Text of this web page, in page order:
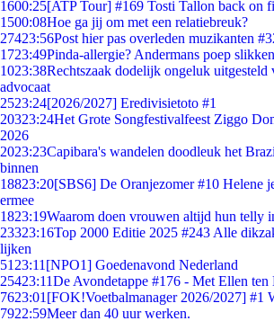
1600:25[ATP Tour] #169 Tosti Tallon back on
1500:08Hoe ga jij om met een relatiebreuk?
27423:56Post hier pas overleden muzikanten
1723:49Pinda-allergie? Andermans poep
1023:38Rechtszaak dodelijk ongeluk uitgesteld
advocaat
2523:24[2026/2027] Eredivisietoto #1
20323:24Het Grote Songfestivalfeest Ziggo
2026
2023:23Capibara's wandelen doodleuk het
binnen
18823:20[SBS6] De Oranjezomer #10 Helene
ermee
1823:19Waarom doen vrouwen altijd hun telly
23323:16Top 2000 Editie 2025 #243 Alle
lijken
51 23:11 [NPO1] Goedenavond Nederland
25423:11De Avondetappe #176 - Met Ellen ten
7623:01 [FOK!Voetbalmanager 2026/2027] #1
7922:59Meer dan 40 uur werken.